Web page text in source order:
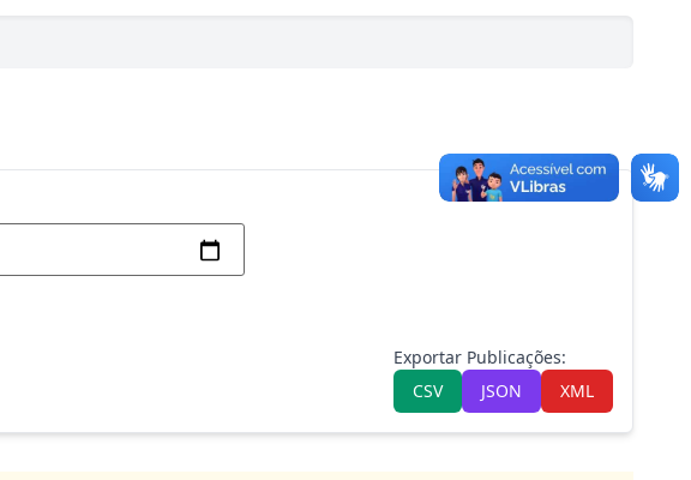
Exportar Publicações:
CSV
JSON XML